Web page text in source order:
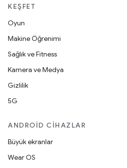
KEŞFET
Oyun
Makine Öğrenimi
Sağlık ve Fitness
Kamera ve Medya
Gizlilik
5G
ANDROID CIHAZLAR
Büyük ekranlar
Wear OS